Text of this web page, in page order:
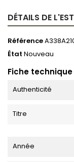
DÉTAILS DE
Référence
État Nouveau
Fiche technique
Authenticité
Titre
Année